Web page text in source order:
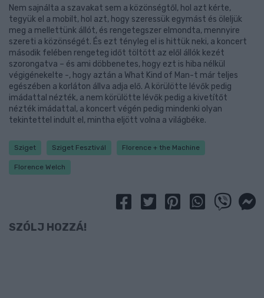
Nem sajnálta a szavakat sem a közönségtől, hol azt kérte,
tegyük el a mobilt, hol azt, hogy szeressük egymást és öleljük
meg a mellettünk állót, és rengetegszer elmondta, mennyire
szereti a közönségét. És ezt tényleg el is hittük neki, a koncert
második felében rengeteg időt töltött az elől állók kezét
szorongatva – és ami döbbenetes, hogy ezt is hiba nélkül
végigénekelte -, hogy aztán a What Kind of Man-t már teljes
egészében a korláton állva adja elő. A körülötte lévők pedig
imádattal nézték, a nem körülötte lévők pedig a kivetítőt
nézték imádattal, a koncert végén pedig mindenki olyan
tekintettel indult el, mintha eljött volna a világbéke.
Sziget Sziget Fesztivál Florence + the Machine
Florence Welch
SZÓLJ HOZZÁ!